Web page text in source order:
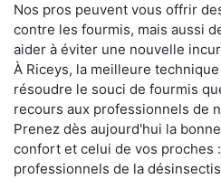
Nos pros peuvent vous offrir
contre les fourmis, mais aussi
aider à éviter une nouvelle
À Riceys, la meilleure
résoudre le souci de fourmis
recours aux professionnels de
Prenez dès aujourd'hui la
confort et celui de vos proches
professionnels de la